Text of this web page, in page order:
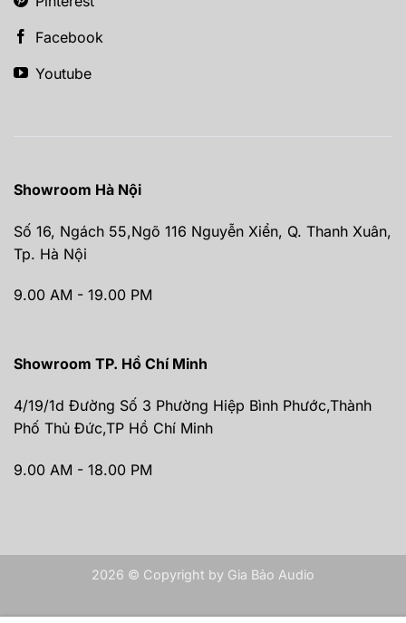
Facebook
Youtube
Showroom Hà Nội
Số 16, Ngách 55,Ngõ 116 Nguyễn Xiển, Q. Thanh Xuân,
Tp. Hà Nội
9.00 AM - 19.00 PM
Showroom TP. Hồ Chí Minh
4/19/1d Đường Số 3 Phường Hiệp Bình Phước,Thành
Phố Thủ Đức,TP Hồ Chí Minh
9.00 AM - 18.00 PM
2026 © Copyright by Gia Bảo Audio